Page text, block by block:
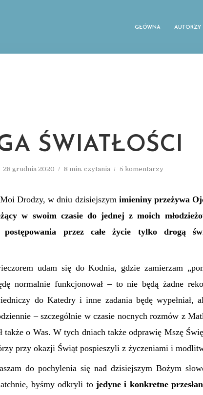
GŁÓWNA AUTORZY
ŚWIATŁOŚCI
28 grudnia 2020 8 min. czytania 5 komentarzy
Drodzy, w dniu dzisiejszym imieniny przeżywa
w swoim czasie do jednej zmoich
postępowania przez całe życie tylko drogą
udam się do Kodnia, gdzie zamierzam
normalnie funkcjonował – to nie będą żadne
do Katedry i inne zadania będę wypełniał,
– szczególnie w czasie nocnych rozmów z
także o Was. W tych dniach także odprawię Mszę
przy okazji Świąt pospieszyli z życzeniami i
do pochylenia się nad dzisiejszym Bożym
byśmy odkryli tojedyne i konkretne